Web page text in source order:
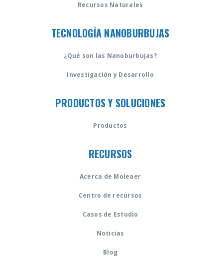
Recursos Naturales
TECNOLOGÍA NANOBURBUJAS
¿Qué son las Nanoburbujas?
Investigación y Desarrollo
PRODUCTOS Y SOLUCIONES
Productos
RECURSOS
Acerca de Moleaer
Centro de recursos
Casos de Estudio
Noticias
Blog